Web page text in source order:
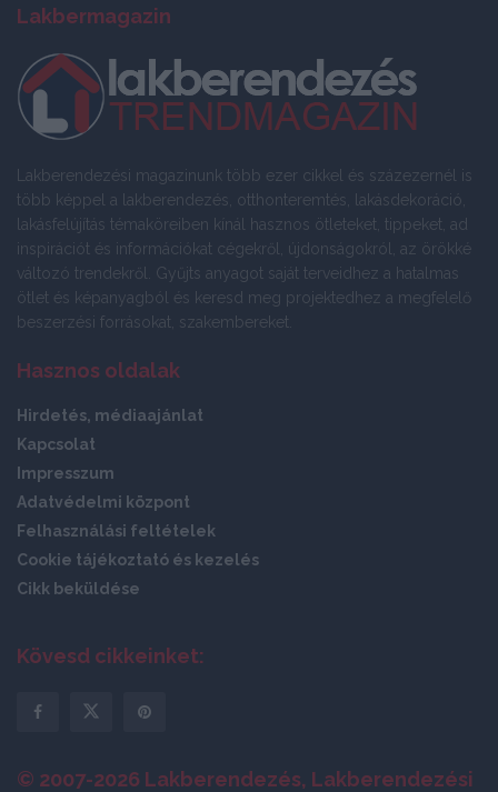
Lakbermagazin
Lakberendezési magazinunk több ezer cikkel és százezernél is
több képpel a lakberendezés, otthonteremtés, lakásdekoráció,
lakásfelújítás témaköreiben kínál hasznos ötleteket, tippeket, ad
inspirációt és információkat cégekről, újdonságokról, az örökké
változó trendekről. Gyűjts anyagot saját terveidhez a hatalmas
ötlet és képanyagból és keresd meg projektedhez a megfelelő
beszerzési forrásokat, szakembereket.
Hasznos oldalak
Hirdetés, médiaajánlat
Kapcsolat
Impresszum
Adatvédelmi központ
Felhasználási feltételek
Cookie tájékoztató és kezelés
Cikk beküldése
Kövesd cikkeinket:
© 2007-2026 Lakberendezés, Lakberendezési